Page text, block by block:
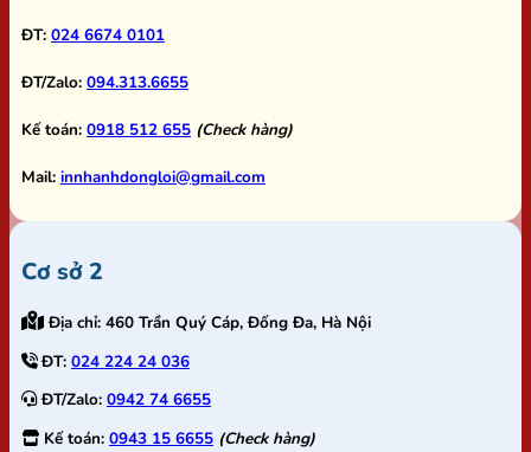
ĐT: 024 6674 0101
ĐT/Zalo: 094.313.6655
Kế toán: 0918 512 655 (Check hàng)
Mail: innhanhdongloi@gmail.com
Cơ sở 2
Địa chỉ: 460 Trần Quý Cáp, Đống Đa, Hà Nội
ĐT: 024 224 24 036
ĐT/Zalo: 0942 74 6655
Kế toán: 0943 15 6655 (Check hàng)